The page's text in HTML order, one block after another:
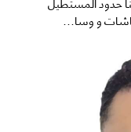
و وسا...